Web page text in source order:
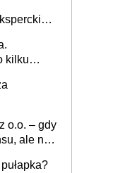
-
kilku
o.o. – gdy
ale nie